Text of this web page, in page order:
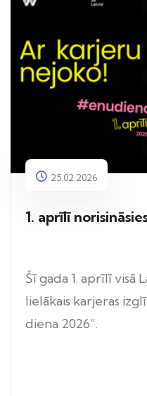
25.02.2026
1. aprīlī
Šī gada 1. aprīlī visā
lielākais karjeras
diena 2026”.